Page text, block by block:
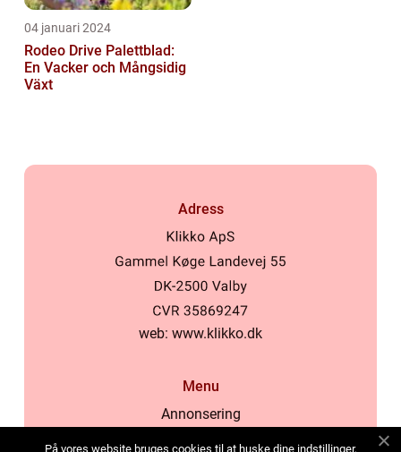
04 januari 2024
Rodeo Drive Palettblad:
En Vacker och Mångsidig
Växt
Adress
web: www.klikko.dk
Menu
Annonsering
På vores website bruges cookies til at huske dine indstillinger,